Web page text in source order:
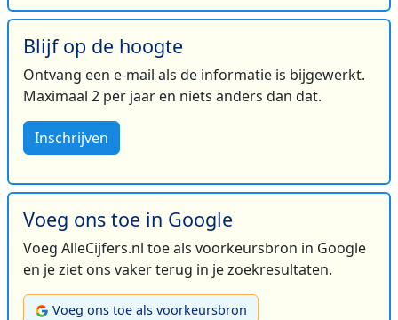
Blijf op de hoogte
Ontvang een e-mail als de informatie is bijgewerkt.
Maximaal 2 per jaar en niets anders dan dat.
Inschrijven
Voeg ons toe in Google
Voeg AlleCijfers.nl toe als voorkeursbron in Google
en je ziet ons vaker terug in je zoekresultaten.
Voeg ons toe als voorkeursbron